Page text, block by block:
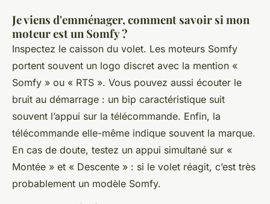
Je viens d'emménager, comment savoir si mon
moteur est un Somfy ?
Inspectez le caisson du volet. Les moteurs Somfy
portent souvent un logo discret avec la mention «
Somfy » ou « RTS ». Vous pouvez aussi écouter le
bruit au démarrage : un bip caractéristique suit
souvent l’appui sur la télécommande. Enfin, la
télécommande elle-même indique souvent la marque.
En cas de doute, testez un appui simultané sur «
Montée » et « Descente » : si le volet réagit, c’est très
probablement un modèle Somfy.